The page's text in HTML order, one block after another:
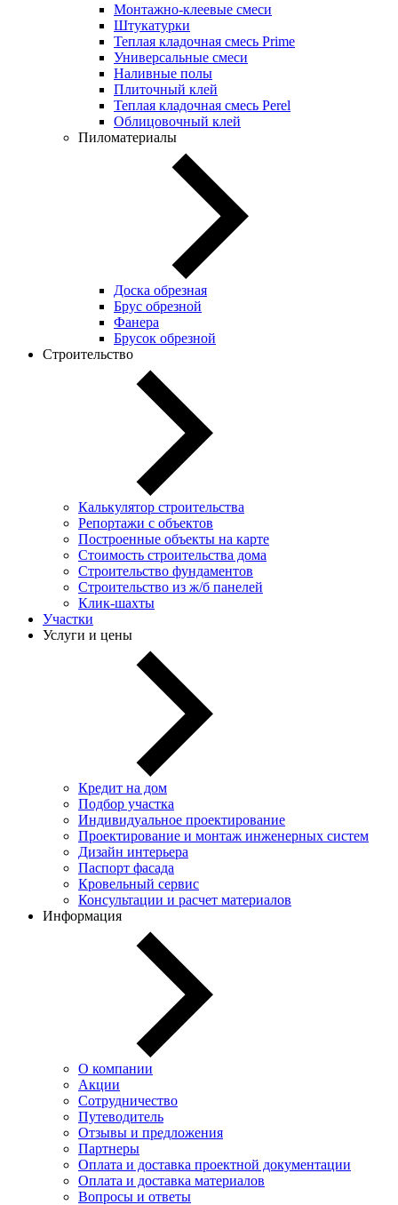
Монтажно-клеевые смеси
Штукатурки
Теплая кладочная смесь Prime
Универсальные смеси
Наливные полы
Плиточный клей
Теплая кладочная смесь Perel
Облицовочный клей
Пиломатериалы
Доска обрезная
Брус обрезной
Фанера
Брусок обрезной
Строительство
Калькулятор строительства
Репортажи с объектов
Построенные объекты на карте
Стоимость строительства дома
Строительство фундаментов
Строительство из ж/б панелей
Клик-шахты
Участки
Услуги и цены
Кредит на дом
Подбор участка
Индивидуальное проектирование
Проектирование и монтаж инженерных систем
Дизайн интерьера
Паспорт фасада
Кровельный сервис
Консультации и расчет материалов
Информация
О компании
Акции
Сотрудничество
Путеводитель
Отзывы и предложения
Партнеры
Оплата и доставка проектной документации
Оплата и доставка материалов
Вопросы и ответы